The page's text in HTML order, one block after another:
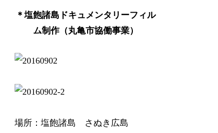
＊塩飽諸島ドキュメンタリーフィル
ム制作（丸亀市協働事業）
場所：塩飽諸島 さぬき広島